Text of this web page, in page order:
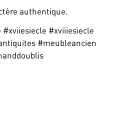
authentique.
#xviiiesiecle
#meubleancien